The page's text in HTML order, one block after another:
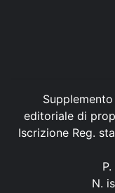
editoriale di
Iscrizione Reg.
N.